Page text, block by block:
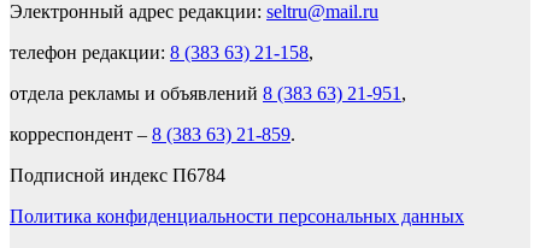
Электронный адрес редакции: seltru@mail.ru
телефон редакции: 8 (383 63) 21-158,
отдела рекламы и объявлений 8 (383 63) 21-951 ,
корреспондент – 8 (383 63) 21-859.
Подписной индекс П6784
Политика конфиденциальности персональных данных